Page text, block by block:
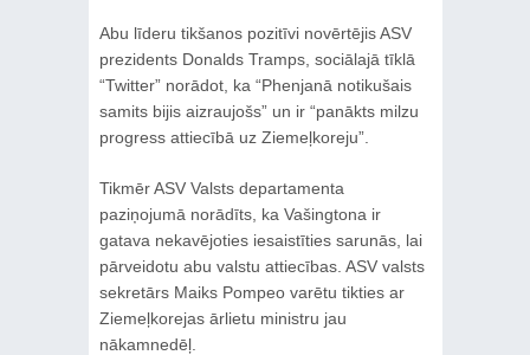
Abu līderu tikšanos pozitīvi novērtējis ASV
prezidents Donalds Tramps, sociālajā tīklā
“Twitter” norādot, ka “Phenjanā notikušais
samits bijis aizraujošs” un ir “panākts milzu
progress attiecībā uz Ziemeļkoreju”.
Tikmēr ASV Valsts departamenta
paziņojumā norādīts, ka Vašingtona ir
gatava nekavējoties iesaistīties sarunās, lai
pārveidotu abu valstu attiecības. ASV valsts
sekretārs Maiks Pompeo varētu tikties ar
Ziemeļkorejas ārlietu ministru jau
nākamnedēļ.